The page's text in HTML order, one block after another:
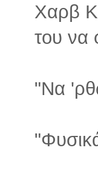
Χαρβ
του να
"Να